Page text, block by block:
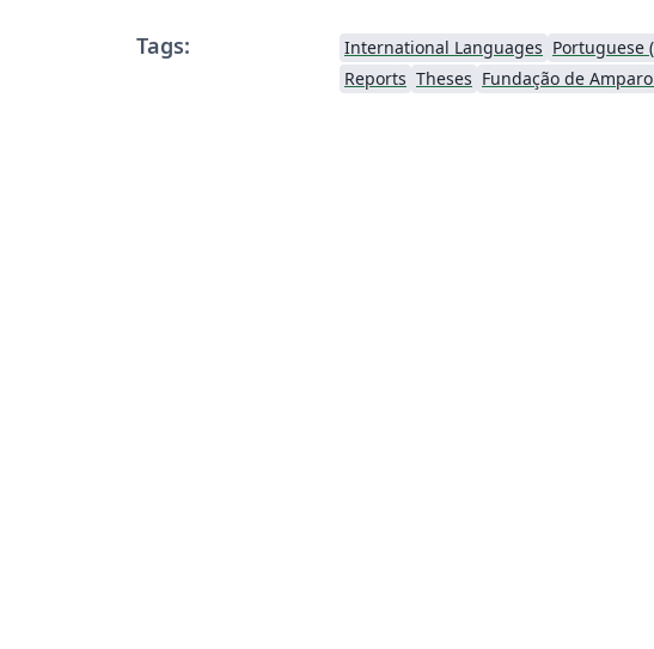
Tags:
International Languages Portuguese
Reports Theses